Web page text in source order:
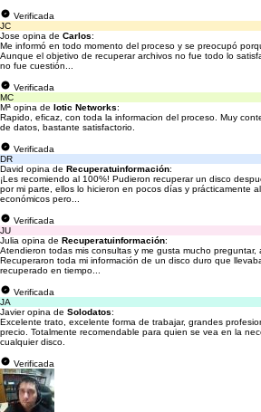
Verificada
JC
Jose opina de Carlos:
Me informó en todo momento del proceso y se preocupó
Aunque el objetivo de recuperar archivos no fue todo lo
no fue cuestión...
Verificada
MC
Mª opina de Iotic Networks:
Rapido, eficaz, con toda la informacion del proceso. Muy
de datos, bastante satisfactorio.
Verificada
DR
David opina de Recuperatuinformación:
¡Les recomiendo al 100%! Pudieron recuperar un disco
por mi parte, ellos lo hicieron en pocos días y prácticamente
económicos pero...
Verificada
JU
Julia opina de Recuperatuinformación:
Atendieron todas mis consultas y me gusta mucho preguntar,
Recuperaron toda mi información de un disco duro que
recuperado en tiempo...
Verificada
JA
Javier opina de Solodatos:
Excelente trato, excelente forma de trabajar, grandes
precio. Totalmente recomendable para quien se vea en la
cualquier disco.
Verificada